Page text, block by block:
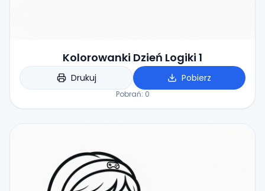
Kolorowanki Dzień Logiki 1
Drukuj Pobierz
Pobrań: 0